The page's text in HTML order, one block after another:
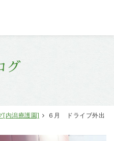
グ
[内潟療護園] ６月 ドライブ外出